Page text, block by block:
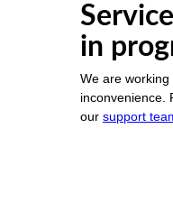
in
We are
inconvenience.
our support